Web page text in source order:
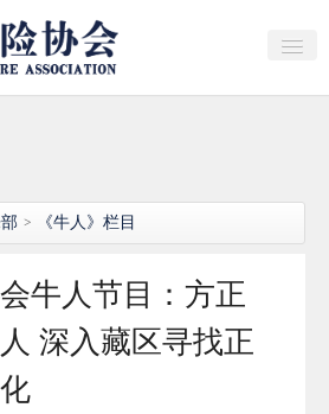
> 《牛人》栏目
牛人节目：方正
深入藏区寻找正